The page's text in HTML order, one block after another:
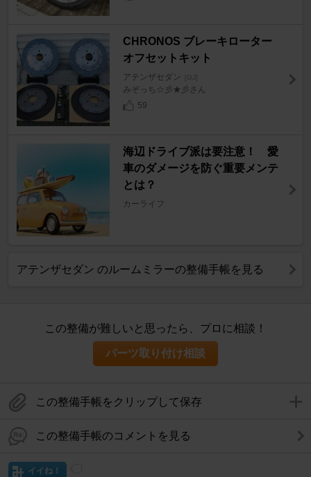
CHRONOS ブレーキローター
オフセットキット
アテンザセダン [GJ]
みぞっち☆彡★彡さん
59
海辺ドライブ派は要注意！ 愛
車のダメージを防ぐ重要メンテ
とは？
カーライフ
アテンザセダン のルームミラーの整備手帳を見る
この整備が難しいと思ったら、プロに相談！
パーツ取り付け相談
この整備手帳をクリップして保存
この整備手帳のコメントを見る
イイね！